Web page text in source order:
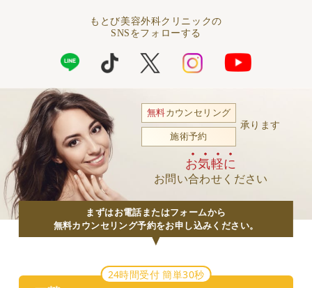
もとび美容外科クリニックの
SNSをフォローする
無料カウンセリング
施術予約
承ります
お気軽に
お問い合わせください
まずはお電話またはフォームから
無料カウンセリング予約をお申し込みください。
24時間受付 簡単30秒